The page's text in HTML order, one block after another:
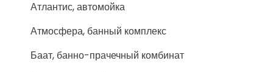
Атлантис, автомойка
Атмосфера, банный комплекс
Баат, банно-прачечный комбинат